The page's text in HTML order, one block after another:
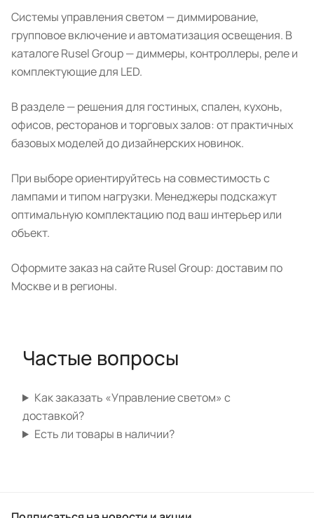
Системы управления светом — диммирование,
групповое включение и автоматизация освещения. В
каталоге Rusel Group — диммеры, контроллеры, реле и
комплектующие для LED.
В разделе — решения для гостиных, спален, кухонь,
офисов, ресторанов и торговых залов: от практичных
базовых моделей до дизайнерских новинок.
При выборе ориентируйтесь на совместимость с
лампами и типом нагрузки. Менеджеры подскажут
оптимальную комплектацию под ваш интерьер или
объект.
Оформите заказ на сайте Rusel Group: доставим по
Москве и в регионы.
Частые вопросы
Как заказать «Управление светом» с
доставкой?
Есть ли товары в наличии?